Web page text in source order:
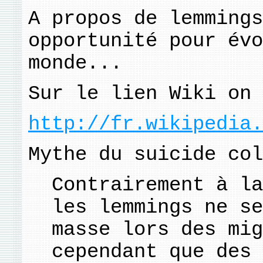
A propos de
opportunité pour
monde...
Sur le lien Wiki
http://
Mythe du suicide
Contrairement à
les lemmings ne
masse lors des
cependant que des